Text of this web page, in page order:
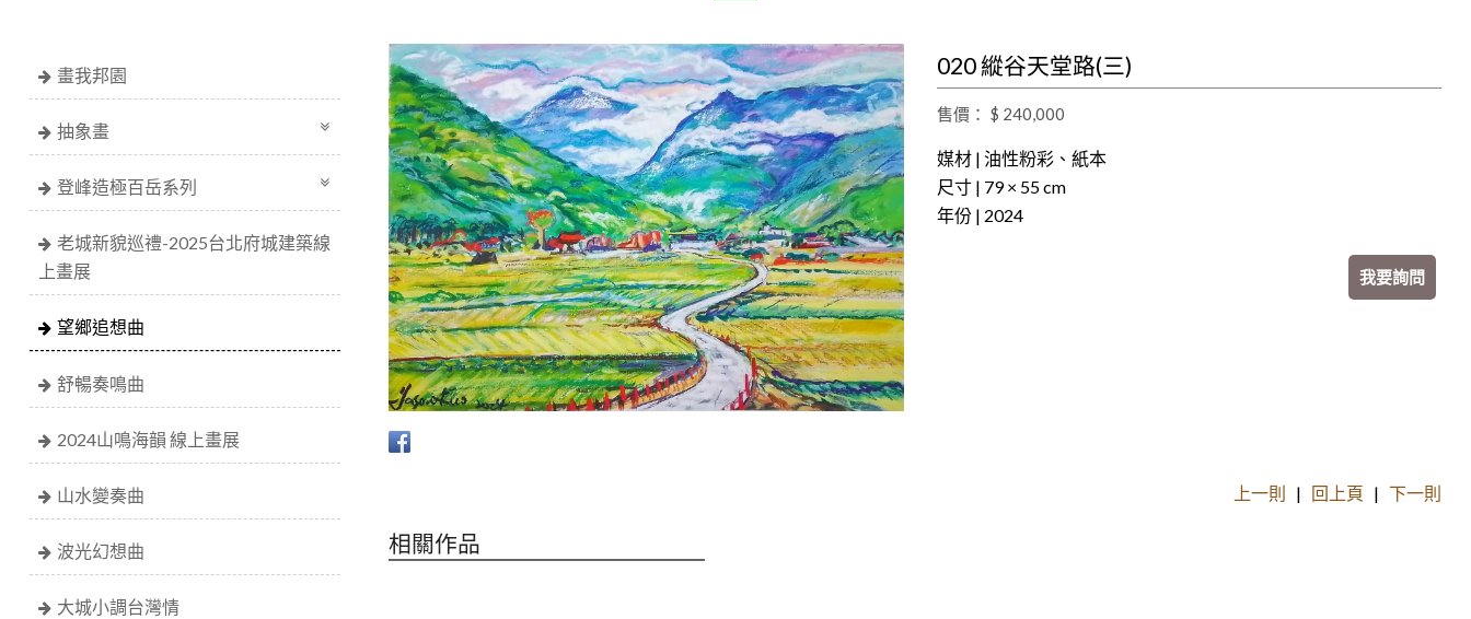
畫我邦園
抽象畫
登峰造極百岳系列
老城新貌巡禮-2025台北府城建築線
上畫展
望鄉追想曲
舒暢奏鳴曲
2024山鳴海韻 線上畫展
山水變奏曲
波光幻想曲
大城小調台灣情
020 縱谷天堂路(三)
售價： $ 240,000
媒材 | 油性粉彩、紙本
尺寸 | 79 × 55 cm
年份 | 2024
我要詢問
上一則 | 回上頁 |下一則
相關作品